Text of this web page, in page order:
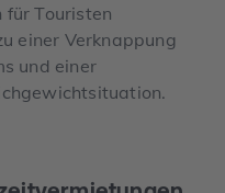
Touristen
einer Verknappung
und einer